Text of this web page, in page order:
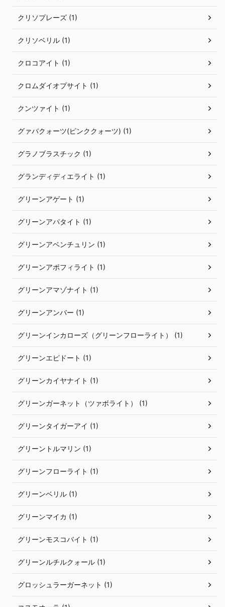
クリソプレーズ (1)
クリソベリル (1)
クロコアイト (1)
クロムダイオプサイト (1)
クンツァイト (1)
グァバクォーツ(ピンククォーツ) (1)
グラノブラスチック (1)
グランディディエライト (1)
グリーンアゲート (1)
グリーンアパタイト (1)
グリーンアベンチュリン (1)
グリーンアポフィライト (1)
グリーンアマゾナイト (1)
グリーンアンバー (1)
グリーンインカローズ（グリーンフローライト） (1)
グリーンエピドート (1)
グリーンカイヤナイト (1)
グリーンガーネット（ツァボライト） (1)
グリーンタイガーアイ (1)
グリーントルマリン (1)
グリーンフローライト (1)
グリーンベリル (1)
グリーンマイカ (1)
グリーンモスコバイト (1)
グリーンルチルクォール (1)
グロッシュラーガーネット (1)